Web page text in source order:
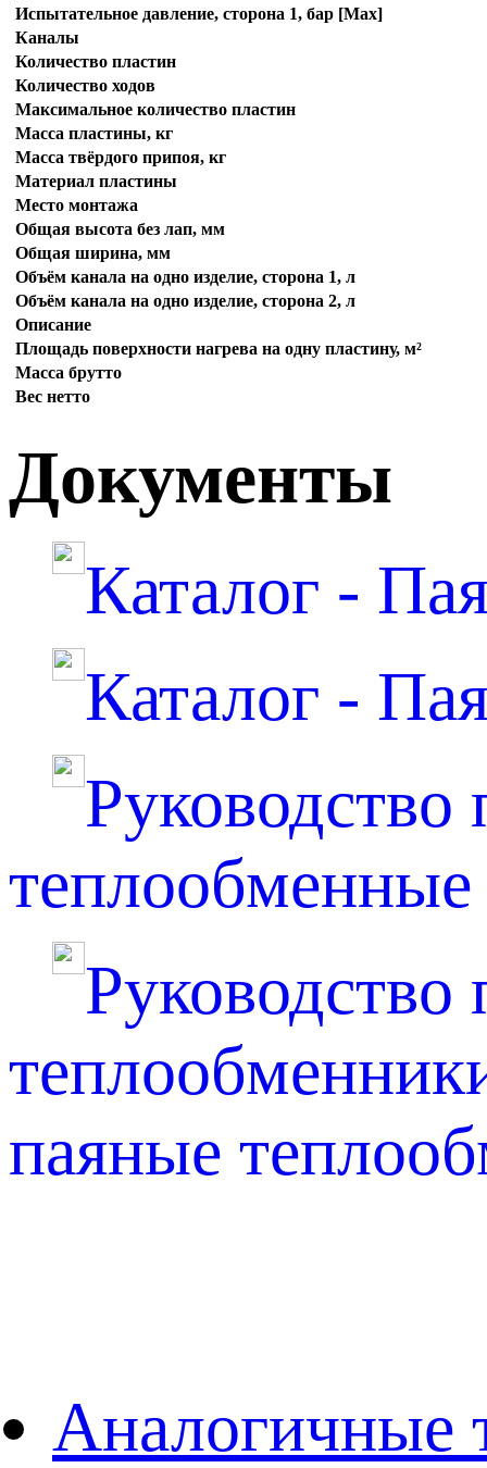
Испытательное давление, сторона 1, бар [Max]
Каналы
Количество пластин
Количество ходов
Максимальное количество пластин
Масса пластины, кг
Масса твёрдого припоя, кг
Материал пластины
Место монтажа
Общая высота без лап, мм
Общая ширина, мм
Объём канала на одно изделие, сторона 1, л
Объём канала на одно изделие, сторона 2, л
Описание
Площадь поверхности нагрева на одну пластину, м²
Масса брутто
Вес нетто
Документы
Каталог -
Каталог -
Руководство
Руководство
паяные
Аналогичные